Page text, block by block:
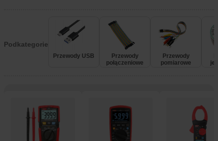
Podkategorie
Przewody USB
Przewody
połączeniowe
Przewody
pomiarowe